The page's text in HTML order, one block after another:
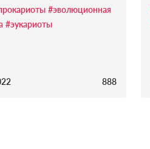
#эволюционная
#эукариоты
888